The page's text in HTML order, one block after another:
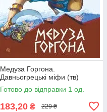
Медуза Горгона.
Давньогрецькі міфи (тв)
Готово до відправки 1 од.
183,20 ₴ 229 ₴